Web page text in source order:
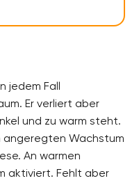
jedem Fall
Er verliert aber
und zu warm steht.
angeregten Wachstum
An warmen
aktiviert. Fehlt aber